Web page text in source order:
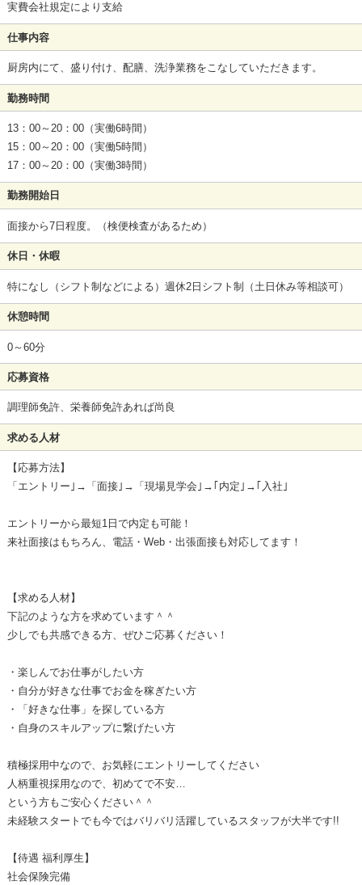
実費会社規定により支給
仕事内容
厨房内にて、盛り付け、配膳、洗浄業務をこなしていただきます。
勤務時間
13：00～20：00（実働6時間）
15：00～20：00（実働5時間）
17：00～20：00（実働3時間）
勤務開始日
面接から7日程度。（検便検査があるため）
休日・休暇
特になし（シフト制などによる）週休2日シフト制（土日休み等相談可）
休憩時間
0～60分
応募資格
調理師免許、栄養師免許あれば尚良
求める人材
【応募方法】
「エントリー｣→「面接｣→「現場見学会｣→｢内定｣→｢入社｣
エントリーから最短1日で内定も可能！
来社面接はもちろん、電話・Web・出張面接も対応してます！
【求める人材】
下記のような方を求めています＾＾
少しでも共感できる方、ぜひご応募ください！
・楽しんでお仕事がしたい方
・自分が好きな仕事でお金を稼ぎたい方
・「好きな仕事」を探している方
・自身のスキルアップに繋げたい方
積極採用中なので、お気軽にエントリーしてください
人柄重視採用なので、初めてで不安…
という方もご安心ください＾＾
未経験スタートでも今ではバリバリ活躍しているスタッフが大半です!!
【待遇 福利厚生】
社会保険完備